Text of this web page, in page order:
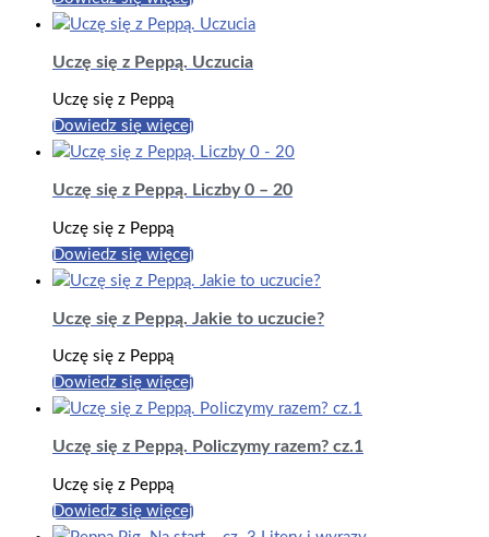
Uczę się z Peppą. Uczucia
Uczę się z Peppą
Dowiedz się więcej
Uczę się z Peppą. Liczby 0 – 20
Uczę się z Peppą
Dowiedz się więcej
Uczę się z Peppą. Jakie to uczucie?
Uczę się z Peppą
Dowiedz się więcej
Uczę się z Peppą. Policzymy razem? cz.1
Uczę się z Peppą
Dowiedz się więcej